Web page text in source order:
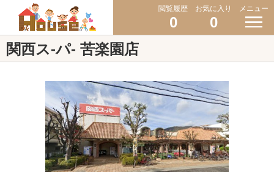
閲覧履歴
0
お気に入り
0
メニュー
関西ス-パ- 苦楽園店